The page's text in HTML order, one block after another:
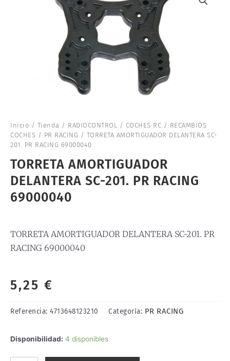
Inicio / Tienda / RADIOCONTROL / COCHES RC / RECAMBIOS
COCHES / PR RACING / TORRETA AMORTIGUADOR DELANTERA SC-
201. PR RACING 69000040
TORRETA AMORTIGUADOR
DELANTERA SC-201. PR RACING
69000040
TORRETA AMORTIGUADOR DELANTERA SC-201. PR
RACING 69000040
5,25 €
Referencia: 4713648123210 Categoría: PR RACING
Disponibilidad: 4 disponibles
TORRETA